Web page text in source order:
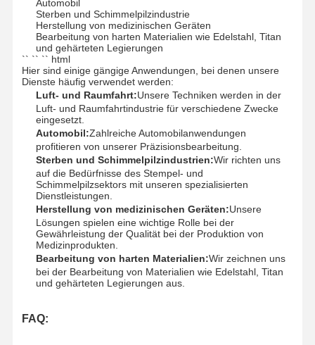
Schaftfräser
Eckradius Endmühlen
Ballnasenschaftfräser
Endmühlen aus Edelstahl
Aluminium-Endmühlen
Ein guter langweiliger Kopf.
Schrupp-Ausbohrkopf
160 10 40 204 0850
24U
160 10 40 204 0900
9.5 175 10 40 221 0950
10.0 175 10 40 221 1000
10.5 198
198 247 1100 M12X1
11.5 213 12 45 263 1150 1/2-20Unf
12.0 213 12 45 263 1200 M14x2
12.5 248 14 45 297 1250 M14x1.5
13.0 248 14 45 297 1300 M14x1
13.5 248 14 45 297 1350
14.0 248 14 45 297 1400
Automobil
Sterben und Schimmelpilzindustrie
Herstellung von medizinischen Geräten
Bearbeitung von harten Materialien wie Edelstahl, Titan
und gehärteten Legierungen
`` `` `` html
Hier sind einige gängige Anwendungen, bei denen unsere
Dienste häufig verwendet werden:
Luft- und Raumfahrt:Unsere Techniken werden in der
Luft- und Raumfahrtindustrie für verschiedene Zwecke
eingesetzt.
Automobil:Zahlreiche Automobilanwendungen
profitieren von unserer Präzisionsbearbeitung.
Sterben und Schimmelpilzindustrien:Wir richten uns
auf die Bedürfnisse des Stempel- und
Schimmelpilzsektors mit unseren spezialisierten
Dienstleistungen.
Herstellung von medizinischen Geräten:Unsere
Lösungen spielen eine wichtige Rolle bei der
Gewährleistung der Qualität bei der Produktion von
Medizinprodukten.
Bearbeitung von harten Materialien:Wir zeichnen uns
bei der Bearbeitung von Materialien wie Edelstahl, Titan
und gehärteten Legierungen aus.
FAQ: